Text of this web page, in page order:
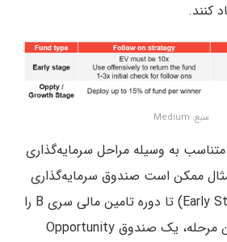
کنند.
منبع: Medium
متناسب به وسیله مراحل سرمایه‌گذاری
ممکن است صندوق سرمایه‌گذاری
مراحل اولیه (Early Stage Fund) تا دوره تامین مالی سری B را
سرمایه‌گذاری کند. در این مرحله، یک صندوق Opportunity